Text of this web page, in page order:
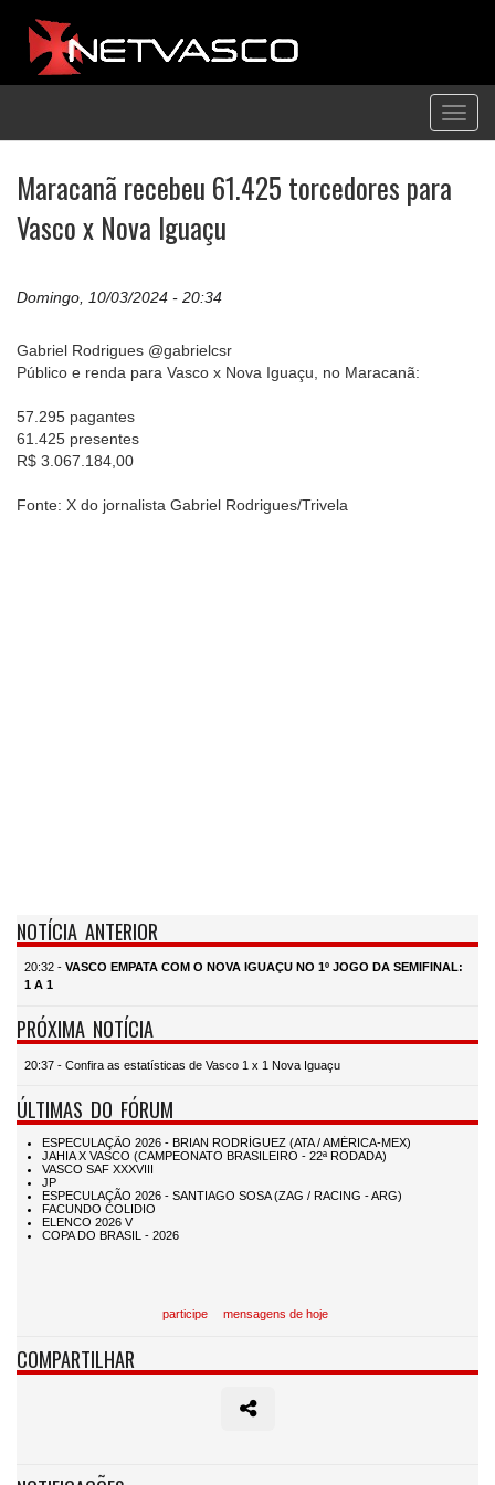
Maracanã recebeu 61.425 torcedores para
Vasco x Nova Iguaçu
Domingo, 10/03/2024 - 20:34
Gabriel Rodrigues @gabrielcsr
Público e renda para Vasco x Nova Iguaçu, no Maracanã:
57.295 pagantes
61.425 presentes
R$ 3.067.184,00
Fonte: X do jornalista Gabriel Rodrigues/Trivela
NOTÍCIA ANTERIOR
20:32 - VASCO EMPATA COM O NOVA IGUAÇU NO 1º JOGO DA SEMIFINAL:
1 A 1
PRÓXIMA NOTÍCIA
20:37 - Confira as estatísticas de Vasco 1 x 1 Nova Iguaçu
ÚLTIMAS DO FÓRUM
participe mensagens de hoje
COMPARTILHAR